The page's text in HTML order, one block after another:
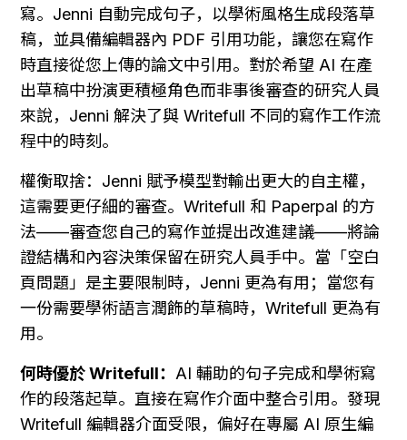
寫。Jenni 自動完成句子，以學術風格生成段落草
稿，並具備編輯器內 PDF 引用功能，讓您在寫作
時直接從您上傳的論文中引用。對於希望 AI 在產
出草稿中扮演更積極角色而非事後審查的研究人員
來說，Jenni 解決了與 Writefull 不同的寫作工作流
程中的時刻。
權衡取捨：Jenni 賦予模型對輸出更大的自主權，
這需要更仔細的審查。Writefull 和 Paperpal 的方
法——審查您自己的寫作並提出改進建議——將論
證結構和內容決策保留在研究人員手中。當「空白
頁問題」是主要限制時，Jenni 更為有用；當您有
一份需要學術語言潤飾的草稿時，Writefull 更為有
用。
何時優於 Writefull： AI 輔助的句子完成和學術寫
作的段落起草。直接在寫作介面中整合引用。發現
Writefull 編輯器介面受限，偏好在專屬 AI 原生編